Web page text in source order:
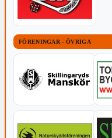
FÖRENINGAR - ÖVRIGA